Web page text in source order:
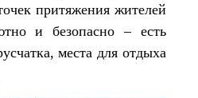
притяжения жителей
и безопасно – есть
места для отдыха